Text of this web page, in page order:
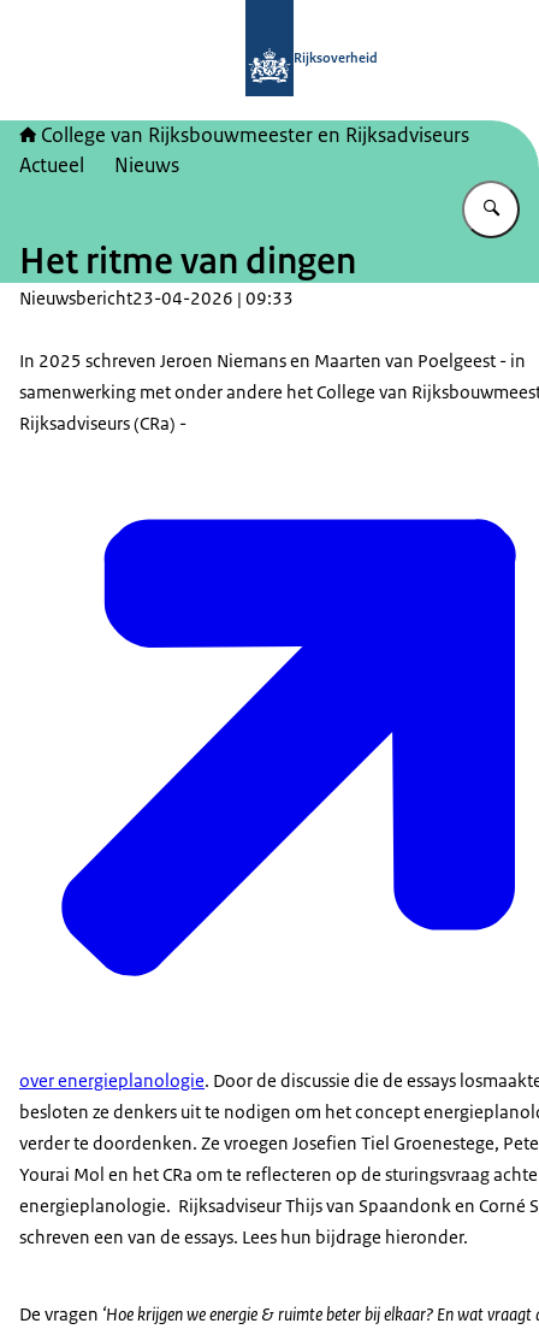
Rijksoverheid
College van Rijksbouwmeester en Rijksadviseurs
Actueel
Nieuws
Het ritme van dingen
Nieuwsbericht23-04-2026 | 09:33
In 2025 schreven Jeroen Niemans en Maarten van Poelgeest - in
samenwerking met onder andere het College van
Rijksadviseurs (CRa) -
over energieplanologie. Door de discussie die de essays
besloten ze denkers uit te nodigen om het concept
verder te doordenken. Ze vroegen Josefien Tiel Groenestege,
Yourai Mol en het CRa om te reflecteren op de sturingsvraag
energieplanologie. Rijksadviseur Thijs van Spaandonk en Corné
schreven een van de essays. Lees hun bijdrage hieronder.
De vragen ‘Hoe krijgen we energie & ruimte beter bij elkaar? En wat vraagt